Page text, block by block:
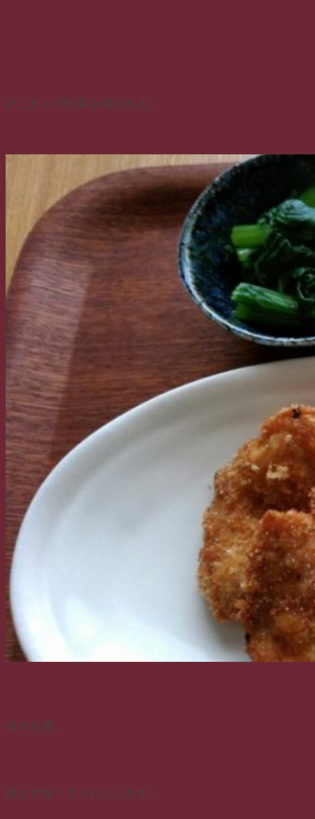
ひじきと小松菜を残される。
娘のお昼。
残さず食べてくれています。